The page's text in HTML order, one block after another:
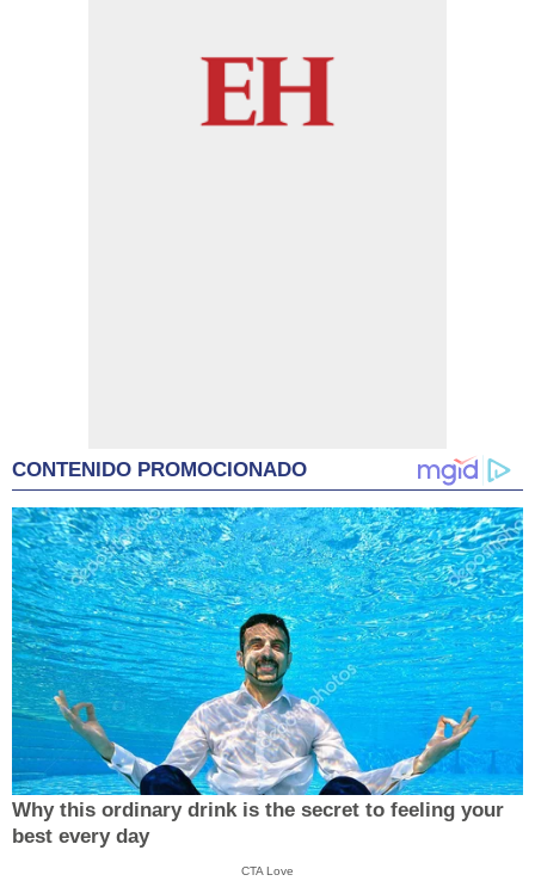
CONTENIDO PROMOCIONADO
Why this ordinary drink is the secret to feeling your
best every day
CTA Love